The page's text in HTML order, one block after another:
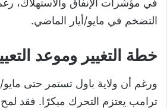
في مؤشرات الإنفاق والاستهلاك،
التضخم في مايو/أيار الماضي.
خطة التغيير وموعد
ترامب يعتزم التحرك مبكرًا. فقد